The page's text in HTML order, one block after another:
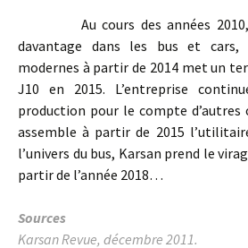
Au cours des années 2010,
davantage dans les bus et cars,
modernes à partir de 2014 met un
J10 en 2015. L’entreprise
production pour le compte d’autres
assemble à partir de 2015
l’univers du bus, Karsan prend le
partir de l’année 2018…
Sources
Karsan Revue, décembre 2011.